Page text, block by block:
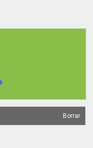
Borrar